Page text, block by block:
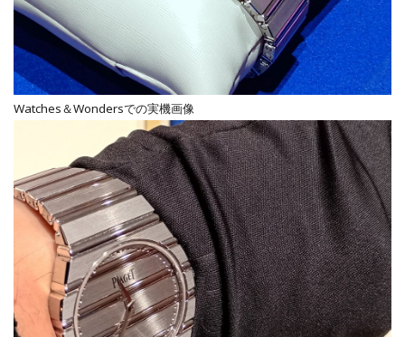
Watches＆Wondersでの実機画像